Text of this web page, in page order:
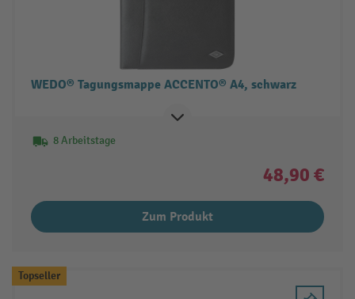
WEDO® Tagungsmappe ACCENTO® A4, schwarz
8 Arbeitstage
48,90 €
Zum Produkt
Topseller